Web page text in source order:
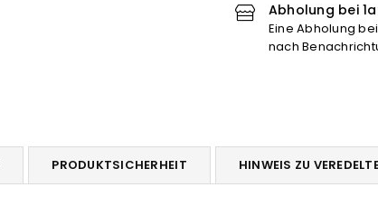
Klottje&quot;
verringern
Abholung bei
Eine Abholung
nach
PRODUKTSICHERHEIT HINWEIS ZU